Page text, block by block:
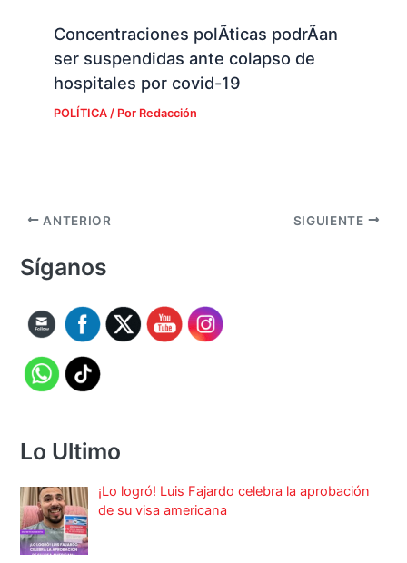
Concentraciones polÃ­ticas podrÃ­an
ser suspendidas ante colapso de
hospitales por covid-19
POLÍTICA/ Por Redacción
ANTERIOR SIGUIENTE
Síganos
Lo Ultimo
¡Lo logró! Luis Fajardo celebra la aprobación
de su visa americana